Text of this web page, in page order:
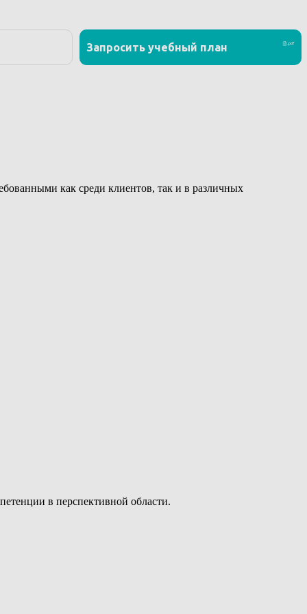
как среди клиентов, так и в различных
в перспективной области.